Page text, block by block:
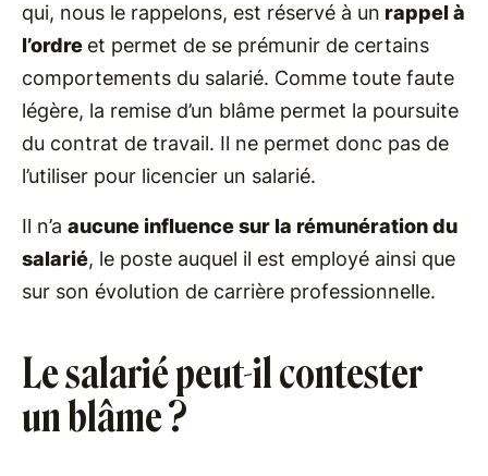
qui, nous le rappelons, est réservé à un rappel à
l’ordre et permet de se prémunir de certains
comportements du salarié. Comme toute faute
légère, la remise d’un blâme permet la poursuite
du contrat de travail. Il ne permet donc pas de
l’utiliser pour licencier un salarié.
Il n’a aucune influence sur la rémunération du
salarié, le poste auquel il est employé ainsi que
sur son évolution de carrière professionnelle.
Le salarié peut-il contester
un blâme ?